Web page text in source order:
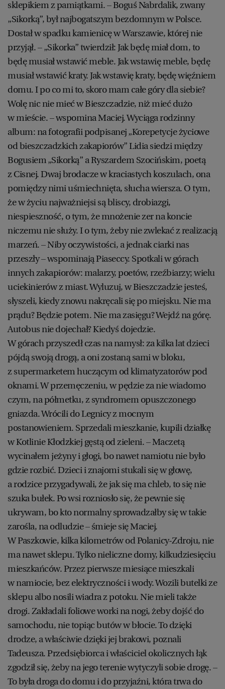
sklepikiem z pamiątkami. – Boguś Nabrdalik, zwany
„Sikorką”, był najbogatszym bezdomnym w Polsce.
Dostał w spadku kamienicę w Warszawie, której nie
przyjął. – „Sikorka” twierdził: Jak będę miał dom, to
będę musiał wstawić meble. Jak wstawię meble, będę
musiał wstawić kraty. Jak wstawię kraty, będę więźniem
domu. I po co mi to, skoro mam całe góry dla siebie?
Wolę nic nie mieć w Bieszczadzie, niż mieć dużo
w mieście. – wspomina Maciej. Wyciąga rodzinny
album: na fotografii podpisanej „Korepetycje życiowe
od bieszczadzkich zakapiorów” Lidia siedzi między
Bogusiem „Sikorką” a Ryszardem Szocińskim, poetą
z Cisnej. Dwaj brodacze w kraciastych koszulach, ona
pomiędzy nimi uśmiechnięta, słucha wiersza. O tym,
że w życiu najważniejsi są bliscy, drobiazgi,
niespieszność, o tym, że mnożenie zer na koncie
niczemu nie służy. I o tym, żeby nie zwlekać z realizacją
marzeń. – Niby oczywistości, a jednak ciarki nas
przeszły – wspominają Piaseccy. Spotkali w górach
innych zakapiorów: malarzy, poetów, rzeźbiarzy; wielu
uciekinierów z miast. Wyluzuj, w Bieszczadzie jesteś,
słyszeli, kiedy znowu nakręcali się po miejsku. Nie ma
prądu? Będzie potem. Nie ma zasięgu? Wejdź na górę.
Autobus nie dojechał? Kiedyś dojedzie.
W górach przyszedł czas na namysł: za kilka lat dzieci
pójdą swoją drogą, a oni zostaną sami w bloku,
z supermarketem huczącym od klimatyzatorów pod
oknami. W przemęczeniu, w pędzie za nie wiadomo
czym, na półmetku, z syndromem opuszczonego
gniazda. Wrócili do Legnicy z mocnym
postanowieniem. Sprzedali mieszkanie, kupili działkę
w Kotlinie Kłodzkiej gęstą od zieleni. – Maczetą
wycinałem jeżyny i głogi, bo nawet namiotu nie było
gdzie rozbić. Dzieci i znajomi stukali się w głowę,
a rodzice przygadywali, że jak się ma chleb, to się nie
szuka bułek. Po wsi rozniosło się, że pewnie się
ukrywam, bo kto normalny sprowadzałby się w takie
zarośla, na odludzie – śmieje się Maciej.
W Paszkowie, kilka kilometrów od Polanicy-Zdroju, nie
ma nawet sklepu. Tylko nieliczne domy, kilkudziesięciu
mieszkańców. Przez pierwsze miesiące mieszkali
w namiocie, bez elektryczności i wody. Wozili butelki ze
sklepu albo nosili wiadra z potoku. Nie mieli także
drogi. Zakładali foliowe worki na nogi, żeby dojść do
samochodu, nie topiąc butów w błocie. To dzięki
drodze, a właściwie dzięki jej brakowi, poznali
Tadeusza. Przedsiębiorca i właściciel okolicznych łąk
zgodził się, żeby na jego terenie wytyczyli sobie drogę. –
To była droga do domu i do przyjaźni, która trwa do